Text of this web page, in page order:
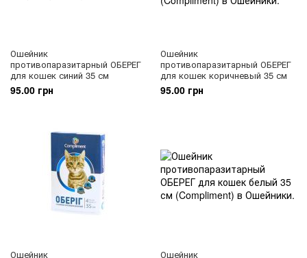
Ошейник
противопаразитарный ОБЕРЕГ
для кошек синий 35 см
95.00 грн
Ошейник
противопаразитарный ОБЕРЕГ
для кошек коричневый 35 см
95.00 грн
Ошейник
Ошейник